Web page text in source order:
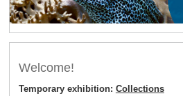
Welcome!
Temporary exhibition: Collections